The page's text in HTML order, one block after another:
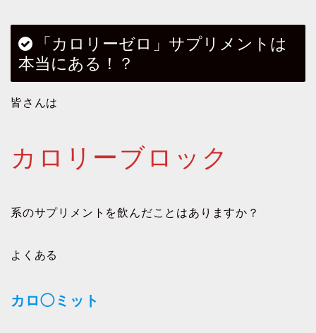
「カロリーゼロ」サプリメントは
本当にある！？
皆さんは
カロリーブロック
系のサプリメントを飲んだことはありますか？
よくある
カロ◯ミット